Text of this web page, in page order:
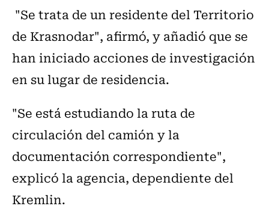
"Se trata de un residente del Territorio
de Krasnodar", afirmó, y añadió que se
han iniciado acciones de investigación
en su lugar de residencia.
"Se está estudiando la ruta de
circulación del camión y la
documentación correspondiente",
explicó la agencia, dependiente del
Kremlin.